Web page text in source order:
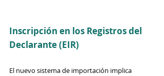
Inscripción en los Registros del
Declarante (EIR)
El nuevo sistema de importación implica